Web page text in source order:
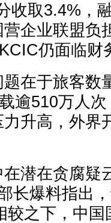
收取3.4%，
企业联盟负
仍面临财
于旅客数
逾510万人
升高，外界
在贪腐疑
长爆料指出
较之下，中